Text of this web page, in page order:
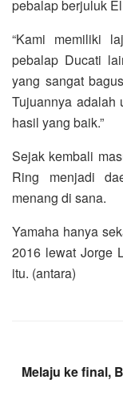
pebalap berjuluk
“Kami memiliki
pebalap Ducati
yang sangat
Tujuannya adalah
hasil yang baik.”
Sejak kembali
Ring menjadi
menang di sana.
Yamaha hanya
2016 lewat Jorge
itu. (antara)
Melaju ke final,